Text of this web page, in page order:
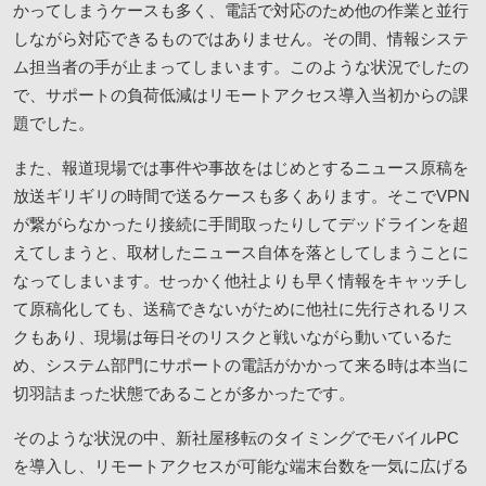
かってしまうケースも多く、電話で対応のため他の作業と並行
しながら対応できるものではありません。その間、情報システ
ム担当者の手が止まってしまいます。このような状況でしたの
で、サポートの負荷低減はリモートアクセス導入当初からの課
題でした。
また、報道現場では事件や事故をはじめとするニュース原稿を
放送ギリギリの時間で送るケースも多くあります。そこでVPN
が繋がらなかったり接続に手間取ったりしてデッドラインを超
えてしまうと、取材したニュース自体を落としてしまうことに
なってしまいます。せっかく他社よりも早く情報をキャッチし
て原稿化しても、送稿できないがために他社に先行されるリス
クもあり、現場は毎日そのリスクと戦いながら動いているた
め、システム部門にサポートの電話がかかって来る時は本当に
切羽詰まった状態であることが多かったです。
そのような状況の中、新社屋移転のタイミングでモバイルPC
を導入し、リモートアクセスが可能な端末台数を一気に広げる